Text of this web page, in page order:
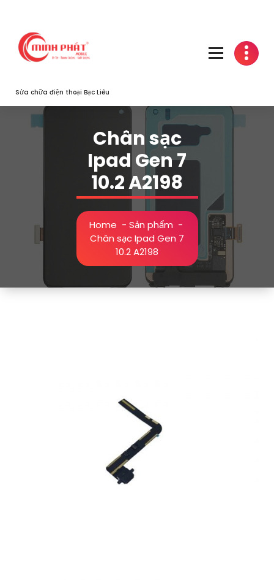
content
Sửa chữa điện thoại Bạc Liêu
Chân sạc
Ipad Gen 7
10.2 A2198
Home - Sản phẩm -
Chân sạc Ipad Gen 7
10.2 A2198